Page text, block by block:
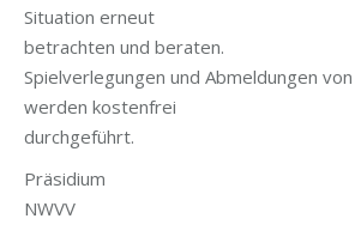
Situation erneut
betrachten und beraten.
Spielverlegungen und Abmeldungen
werden kostenfrei
durchgeführt.
Präsidium
NWVV